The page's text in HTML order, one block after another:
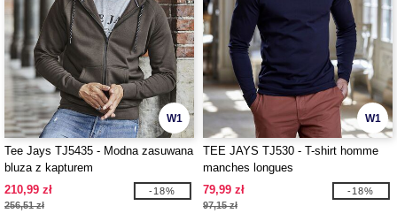
W1
Tee Jays TJ5435 - Modna zasuwana
bluza z kapturem
210,99 zł
256,51 zł
-18%
W1
TEE JAYS TJ530 - T-shirt homme
manches longues
79,99 zł
97,15 zł
-18%